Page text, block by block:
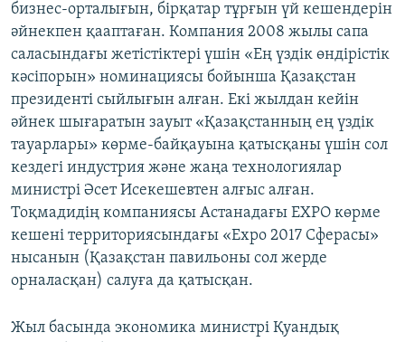
бизнес-орталығын, бірқатар тұрғын үй кешендерін
әйнекпен қааптаған. Компания 2008 жылы сапа
саласындағы жетістіктері үшін «Ең үздік өндірістік
кәсіпорын» номинациясы бойынша Қазақстан
президенті сыйлығын алған. Екі жылдан кейін
әйнек шығаратын зауыт «Қазақстанның ең үздік
тауарлары» көрме-байқауына қатысқаны үшін сол
кездегі индустрия және жаңа технологиялар
министрі Әсет Исекешевтен алғыс алған.
Тоқмадидің компаниясы Астанадағы EXPO көрме
кешені территориясындағы «Ехро 2017 Сферасы»
нысанын (Қазақстан павильоны сол жерде
орналасқан) салуға да қатысқан.
Жыл басында экономика министрі Қуандық